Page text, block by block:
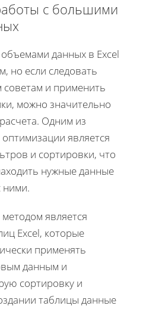
с большими
данных в Excel
но если следовать
и применить
можно значительно
Одним из
является
и сортировки, что
нужные данные
ними.
является
Excel, которые
применять
данным и
сортировку и
таблицы данные